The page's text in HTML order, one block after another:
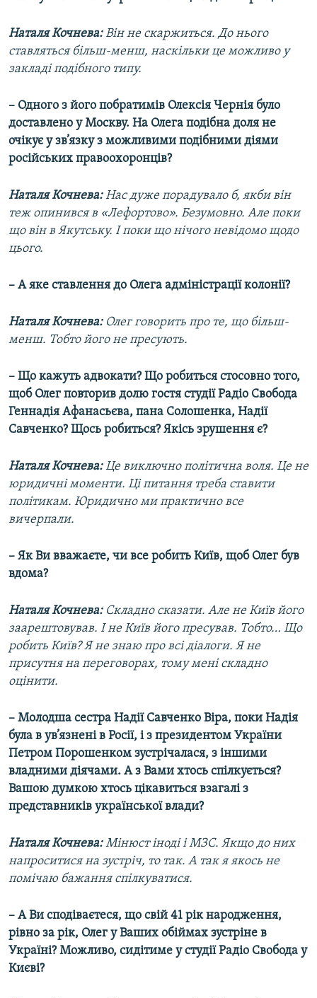
Наталя Кочнева:Він не скаржиться. До нього
ставляться більш-менш, наскільки це можливо у
закладі подібного типу.
– Одного з його побратимів Олексія Чернія було
доставлено у Москву. На Олега подібна доля не
очікує у зв’язку з можливими подібними діями
російських правоохоронців?
Наталя Кочнева:Нас дуже порадувало б, якби він
теж опинився в «Лефортово». Безумовно. Але поки
що він в Якутську. І поки що нічого невідомо щодо
цього.
– А яке ставлення до Олега адміністрації колонії?
Наталя Кочнева:Олег говорить про те, що більш-
менш. Тобто його не пресують.
– Що кажуть адвокати? Що робиться стосовно того,
щоб Олег повторив долю гостя студії Радіо Свобода
Геннадія Афанасьєва, пана Солошенка, Надії
Савченко? Щось робиться? Якісь зрушення є?
Наталя Кочнева:Це виключно політична воля. Це не
юридичні моменти. Ці питання треба ставити
політикам. Юридично ми практично все
вичерпали.
– Як Ви вважаєте, чи все робить Київ, щоб Олег був
вдома?
Наталя Кочнева:Складно сказати. Але не Київ його
заарештовував. І не Київ його пресував. Тобто… Що
робить Київ? Я не знаю про всі діалоги. Я не
присутня на переговорах, тому мені складно
оцінити.
– Молодша сестра Надії Савченко Віра, поки Надія
була в ув’язнені в Росії, і з президентом України
Петром Порошенком зустрічалася, з іншими
владними діячами. А з Вами хтось спілкується?
Вашою думкою хтось цікавиться взагалі з
представників української влади?
Наталя Кочнева:Мінюст іноді і МЗС. Якщо до них
напроситися на зустріч, то так. А так я якось не
помічаю бажання спілкуватися.
– А Ви сподіваєтеся, що свій 41 рік народження,
рівно за рік, Олег у Ваших обіймах зустріне в
Україні? Можливо, сидітиме у студії Радіо Свобода у
Києві?